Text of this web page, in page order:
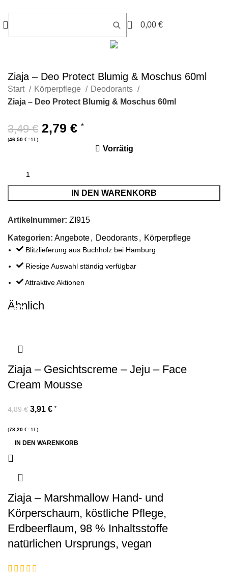
0 0,00 €
Ziaja – Deo Protect Blumig & Moschus 60ml
Start Körperpflege
Deodorants
Ziaja – Deo Protect Blumig & Moschus 60ml
3,49€ 2,79 € *
(46,50 €=1L)
Vorrätig
IN DEN WARENKORB
Artikelnummer: ZI915
Kategorien: Angebote, Deodorants, Körperpflege
Blitzlieferung aus Buchholz bei Hamburg
Riesige Auswahl ständig verfügbar
Attraktive Aktionen
Ähnlich
-20%
Ziaja – Gesichtscreme – Jeju – Face
Cream Mousse
4,89€ 3,91 € *
(78,20 €=1L)
IN DEN WARENKORB
-20%
Ziaja – Marshmallow Hand- und
Körperschaum, köstliche Pflege,
Erdbeerflaum, 98 % Inhaltsstoffe
natürlichen Ursprungs, vegan
-20%
-20%
-20%
-20%
-20%
-20%
-20%
-20%
-20%
-20%